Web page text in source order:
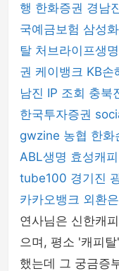
행 한화증권 경남
국예금보험 삼성
탈 처브라이프생
권 케이뱅크 KB손
남진 IP 조회 충북
한국투자증권
gwzine 농협 한화
ABL생명 효성캐
tube100 경기진
카카오뱅크 외환
연사님은 신한캐
으며, 평소 '캐피
했는데 그 궁금증